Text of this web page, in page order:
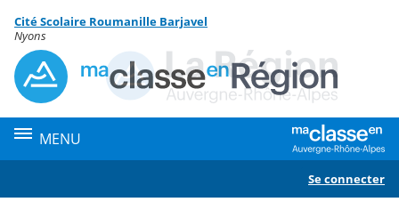
Menu de la rubrique
Contenu
Cité Scolaire Roumanille Barjavel
Nyons
MENU
Se connecter